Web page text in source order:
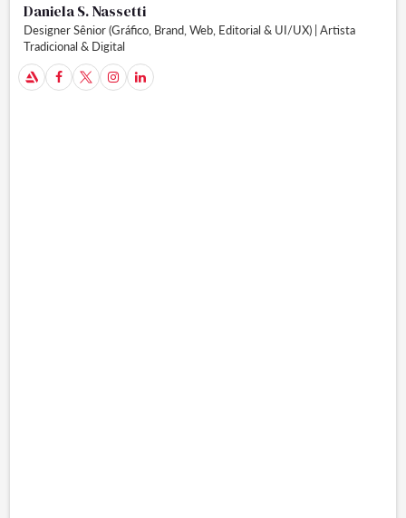
Daniela S. Nassetti
Designer Sênior (Gráfico, Brand, Web, Editorial & UI/UX) | Artista
Tradicional & Digital
A   